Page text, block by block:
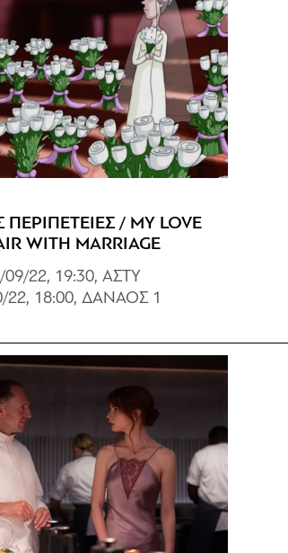
/ MY LOVE
WITH MARRIAGE
09/22, 19:30, ΑΣΤΥ
22, 18:00, ΔΑΝΑΟΣ 1